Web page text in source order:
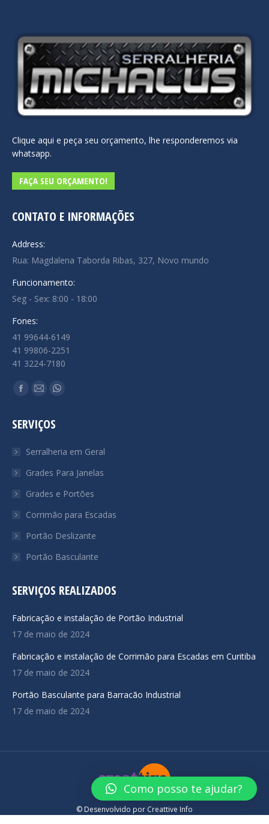
Clique aqui e peça seu orçamento, lhe responderemos via
whatsapp.
FAÇA SEU ORÇAMENTO!
CONTATO E INFORMAÇÕES
Address:
Rua: Magdalena Taborda Ribas, 327, Novo mundo
Funcionamento:
Seg - Sex: 8:00 - 18:00
Fones:
41 99644-6149
41 99806-2251
41 3224-7180
Encontre-nos em:
Facebook
opens
new
window
Mail
opens
new
window
Whatsapp
new
window
SERVIÇOS
Serralheria em Geral
Grades Para Janelas
Grades e Portões
Corrimão para Escadas
Portão Deslizante
Portão Basculante
SERVIÇOS REALIZADOS
Fabricação e instalação de Portão Industrial
17 de maio de 2024
Fabricação e instalação de Corrimão para Escadas em Curitiba
17 de maio de 2024
Portão Basculante para Barracão Industrial
17 de maio de 2024
© Desenvolvido por Creattive Info
Como posso te ajudar?